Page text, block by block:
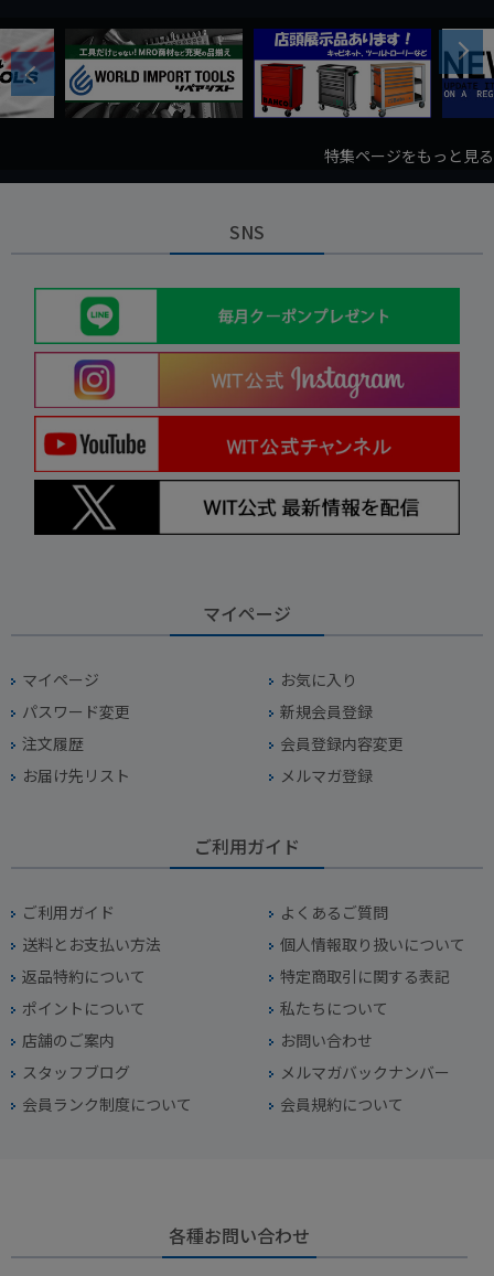
Previous
Next
特集ページをもっと見る
SNS
マイページ
マイページ
お気に入り
パスワード変更
新規会員登録
注文履歴
会員登録内容変更
お届け先リスト
メルマガ登録
ご利用ガイド
ご利用ガイド
よくあるご質問
送料とお支払い方法
個人情報取り扱いについて
返品特約について
特定商取引に関する表記
ポイントについて
私たちについて
店舗のご案内
お問い合わせ
スタッフブログ
メルマガバックナンバー
会員ランク制度について
会員規約について
各種お問い合わせ